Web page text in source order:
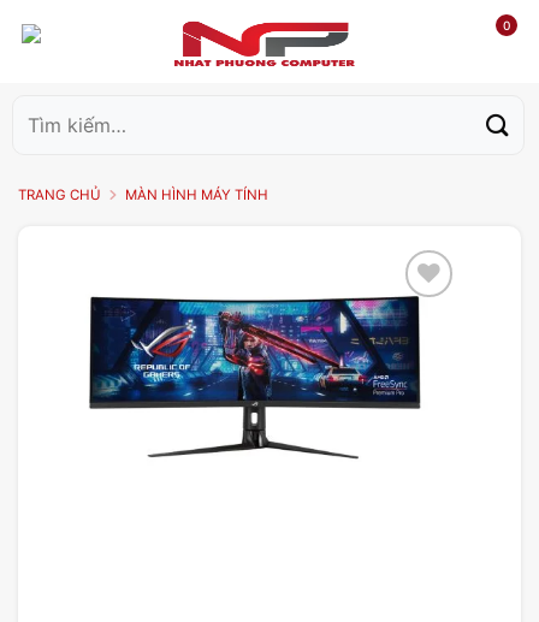
0
kiếm:
TRANG CHỦ MÀN HÌNH MÁY TÍNH
Add to
wishlist